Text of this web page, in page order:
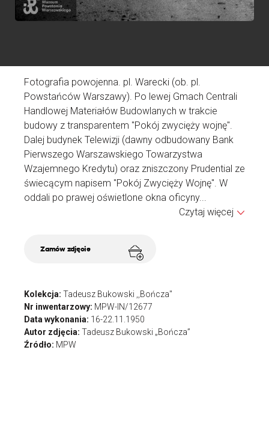
Fotografia powojenna. pl. Warecki (ob. pl.
Powstańców Warszawy). Po lewej Gmach Centrali
Handlowej Materiałów Budowlanych w trakcie
budowy z transparentem "Pokój zwycięży wojnę".
Dalej budynek Telewizji (dawny odbudowany Bank
Pierwszego Warszawskiego Towarzystwa
Wzajemnego Kredytu) oraz zniszczony Prudential ze
świecącym napisem "Pokój Zwycięży Wojnę". W
oddali po prawej oświetlone okna oficyny...
Czytaj więcej
Zamów zdjęcie
Kolekcja: Tadeusz Bukowski ,,Bończa"
Nr inwentarzowy: MPW-IN/12677
Data wykonania: 16-22.11.1950
Autor zdjęcia: Tadeusz Bukowski „Bończa”
Źródło: MPW